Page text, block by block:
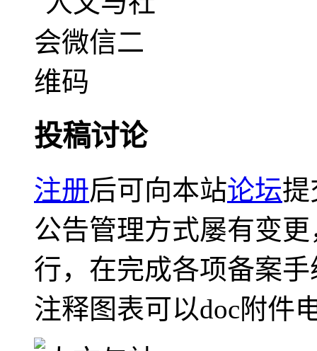
投稿讨论
注册后可向本站论坛提
公告管理方式屡有变
行，在完成各项备案
注释图表可以doc附件